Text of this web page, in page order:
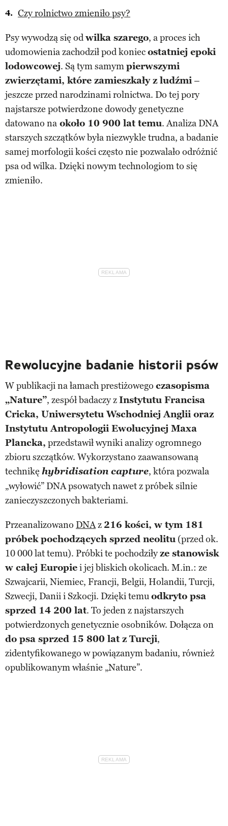
Czy rolnictwo zmieniło psy?
Psy wywodzą się odwilka szarego, a proces ich
udomowienia zachodził pod koniecostatniej epoki
lodowcowej. Są tym samympierwszymi
zwierzętami, które zamieszkały z ludźmi–
jeszcze przed narodzinami rolnictwa. Do tej pory
najstarsze potwierdzone dowody genetyczne
datowano na około 10 900 lat temu. Analiza DNA
starszych szczątków była niezwykle trudna, a badanie
samej morfologii kości często nie pozwalało odróżnić
psa od wilka. Dzięki nowym technologiom to się
zmieniło.
Rewolucyjne badanie historii psów
W publikacji na łamach prestiżowego czasopisma
„Nature”, zespół badaczy zInstytutu Francisa
Cricka, Uniwersytetu Wschodniej Anglii oraz
Instytutu Antropologii Ewolucyjnej Maxa
Plancka, przedstawił wyniki analizy ogromnego
zbioru szczątków. Wykorzystano zaawansowaną
technikę hybridisation capture, która pozwala
„wyłowić” DNA psowatych nawet z próbek silnie
zanieczyszczonych bakteriami.
Przeanalizowano DNAz 216 kości, w tym 181
próbek pochodzących sprzed neolitu (przed ok.
10 000 lat temu). Próbki te pochodziłyze stanowisk
w całej Europiei jej bliskich okolicach. M.in.: ze
Szwajcarii, Niemiec, Francji, Belgii, Holandii, Turcji,
Szwecji, Danii i Szkocji. Dzięki temuodkryto psa
sprzed 14 200 lat. To jeden z najstarszych
potwierdzonych genetycznie osobników. Dołącza on
do psa sprzed 15 800 lat z Turcji,
zidentyfikowanego w powiązanym badaniu, również
opublikowanym właśnie „Nature”.